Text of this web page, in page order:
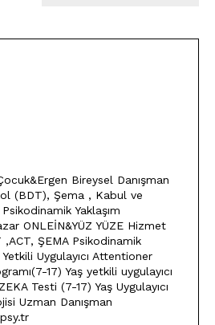
Bireysel Danışman
(BDT), Şema , Kabul ve
Yaklaşım
ONLEİN&YÜZ YÜZE Hizmet
,ACT, ŞEMA Psikodinamik
Uygulayıcı Attentioner
17) Yaş yetkili uygulayıcı
Testi (7-17) Yaş Uygulayıcı
Uzman Danışman